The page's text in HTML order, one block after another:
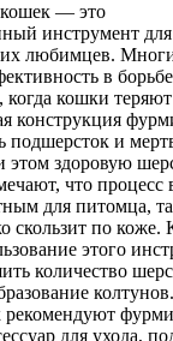
— это
инструмент для
любимцев.
в
когда кошки
конструкция
подшерсток и
этом здоровую
что
для питомца,
скользит по коже.
этого
количество
для ухода,